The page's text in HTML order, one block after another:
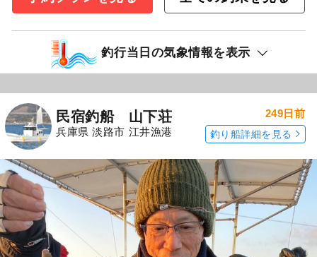
釣行当日の気象情報を表示
民宿釣船 山下荘
兵庫県 淡路市 江井漁港
249日前
釣り船詳細を見る